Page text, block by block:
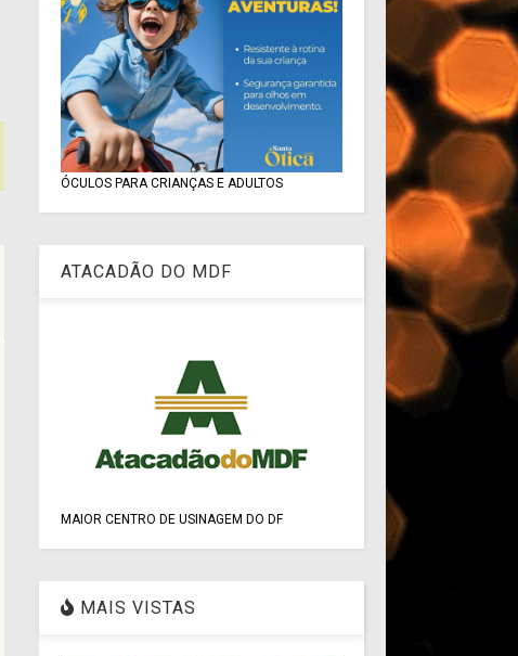
ÓCULOS PARA CRIANÇAS E ADULTOS
ATACADÃO DO MDF
MAIOR CENTRO DE USINAGEM DO DF
MAIS VISTAS